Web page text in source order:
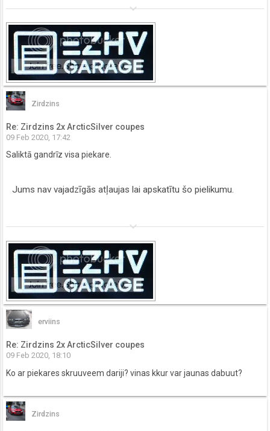
keyboard_arrow_down
Zirdzins
Re: Zirdzins 2x ArcticSilver coupes
09 Feb 2020, 17:42
Saliktā gandrīz visa piekare.
Jums nav vajadzīgās atļaujas lai apskatītu šo pielikumu.
keyboard_arrow_down
erviins
Re: Zirdzins 2x ArcticSilver coupes
09 Feb 2020, 18:10
Ko ar piekares skruuveem dariji? vinas kkur var jaunas dabuut?
Zirdzins